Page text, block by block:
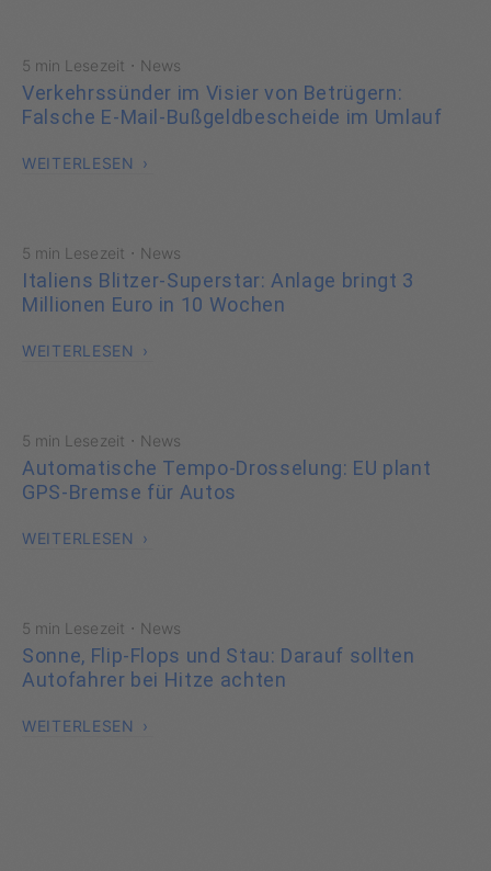
5 min Lesezeit · News
Verkehrssünder im Visier von Betrügern:
Falsche E-Mail-Bußgeldbescheide im Umlauf
WEITERLESEN
5 min Lesezeit · News
Italiens Blitzer-Superstar: Anlage bringt 3
Millionen Euro in 10 Wochen
WEITERLESEN
5 min Lesezeit · News
Automatische Tempo-Drosselung: EU plant
GPS-Bremse für Autos
WEITERLESEN
5 min Lesezeit · News
Sonne, Flip-Flops und Stau: Darauf sollten
Autofahrer bei Hitze achten
WEITERLESEN